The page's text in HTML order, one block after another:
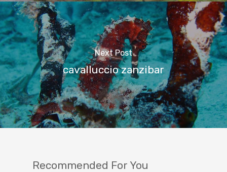
Next Post
cavalluccio zanzibar
Recommended For You